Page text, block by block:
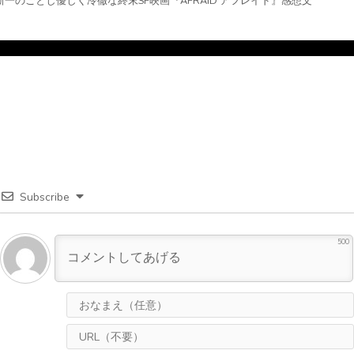
Subscribe
500
R